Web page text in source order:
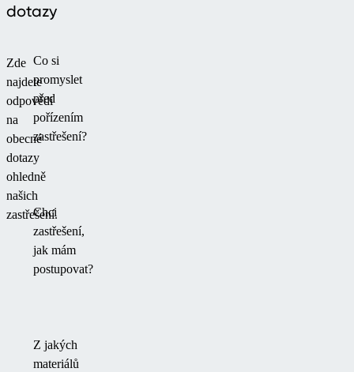
dotazy
Zde
najdete
odpovědi
na
obecné
dotazy
ohledně
našich
zastřešení.
Co si
promyslet
před
pořízením
zastřešení?
Chci
zastřešení,
jak mám
postupovat?
Z jakých
materiálů